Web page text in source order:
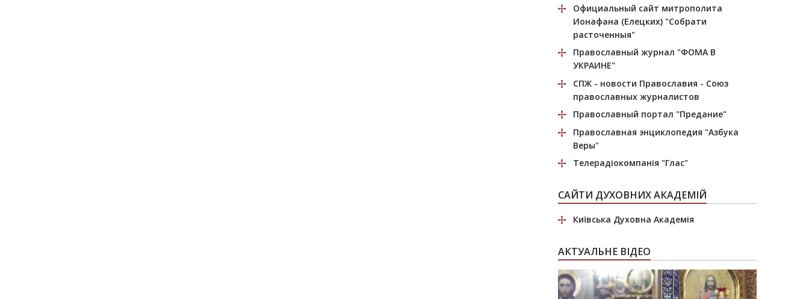
Официальный сайт митрополита
Ионафана (Елецких) "Собрати
расточенныя"
Православный журнал "ФОМА В
УКРАИНЕ"
СПЖ - новости Православия - Союз
православных журналистов
Православный портал "Предание"
Православная энциклопедия "Азбука
Веры"
Телерадіокомпанія "Глас"
САЙТИ ДУХОВНИХ АКАДЕМІЙ
Київська Духовна Академія
АКТУАЛЬНЕ ВІДЕО